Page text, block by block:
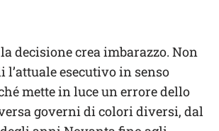
decisione crea imbarazzo. Non
l’attuale esecutivo in senso
mette in luce un errore dello
governi di colori diversi, dal